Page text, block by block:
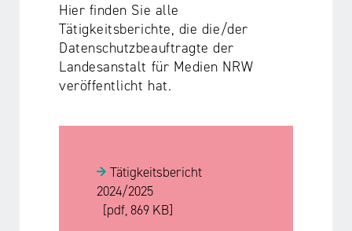
Hier finden Sie alle
Tätigkeitsberichte, die die/der
Datenschutzbeauftragte der
Landesanstalt für Medien NRW
veröffentlicht hat.
Tätigkeitsbericht
2024/2025
[pdf, 869 KB]